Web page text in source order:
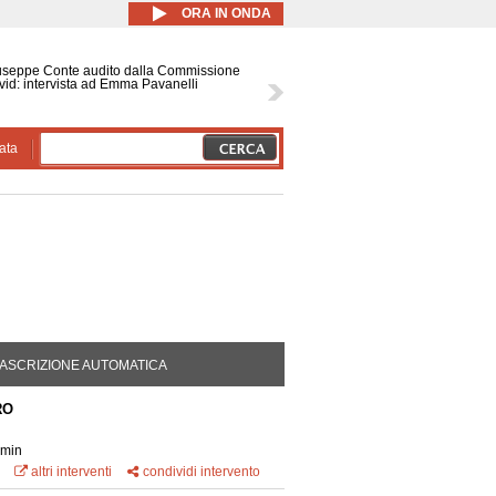
ORA IN ONDA
Conte audito dalla Commissione
intervista ad Emma Pavanelli
ATTIVA)AUTOMATICA
altri interventi
condividi intervento